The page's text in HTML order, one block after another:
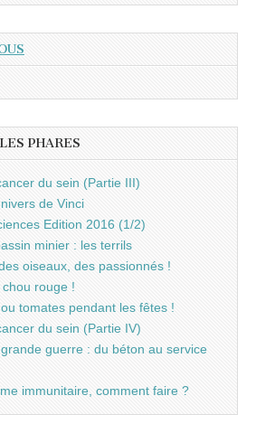
PHARES
du sein (Partie III)
de Vinci
Edition 2016 (1/2)
minier : les terrils
oiseaux, des passionnés !
rouge !
tomates pendant les fêtes !
du sein (Partie IV)
guerre : du béton au service
immunitaire, comment faire ?